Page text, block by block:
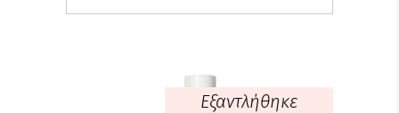
Εξαντλήθηκε